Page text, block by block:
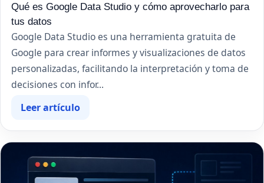
Qué es Google Data Studio y cómo aprovecharlo para
tus datos
Google Data Studio es una herramienta gratuita de
Google para crear informes y visualizaciones de datos
personalizadas, facilitando la interpretación y toma de
decisiones con infor...
Leer artículo